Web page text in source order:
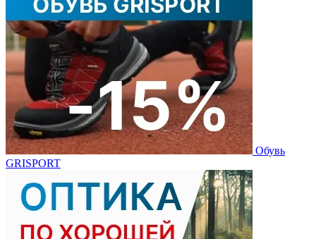
Обувь
GRISPORT